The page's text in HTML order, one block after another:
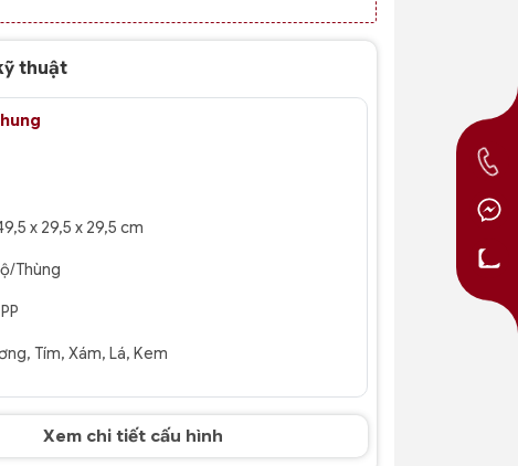
thuật
x 29,5 x 29,5 cm
Thùng
PP
Tím, Xám, Lá, Kem
Xem chi tiết cấu hình